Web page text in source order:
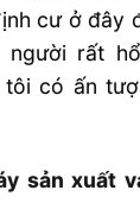
Hương Lào
Giáng
sàn gỗ
Thự Lạng Sơn
cư ở đây
người rất
tôi có ấn
sản xuất